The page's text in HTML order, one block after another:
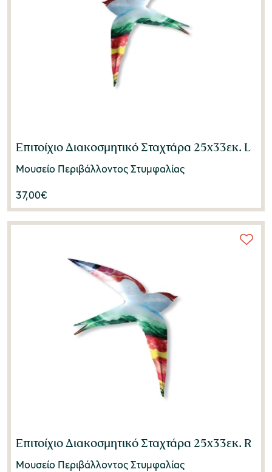
Επιτοίχιο Διακοσμητικό Σταχτάρα 25x33εκ. L
Μουσείο Περιβάλλοντος Στυμφαλίας
37,00€
Επιτοίχιο Διακοσμητικό Σταχτάρα 25x33εκ. R
Μουσείο Περιβάλλοντος Στυμφαλίας